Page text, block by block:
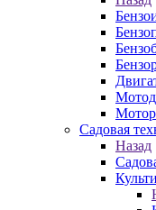
Садовая
Назад